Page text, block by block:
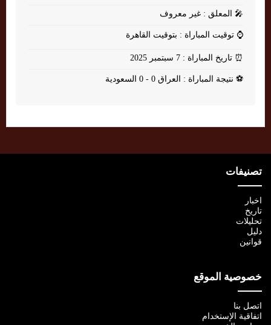
🎤 المعلق : غير معروف
⌚ توقيت المباراة : بتوقيت القاهرة
⏰ تاريخ المباراة : 7 سبتمبر 2025
⚽ نتيجة المباراة : العراق 0 - 0 السعودية
تصنيفات
اخبار
تاريخ
تحليلات
دليل
قوانين
خصوصية الموقع
اتصل بنا
اتفاقية الإستخدام